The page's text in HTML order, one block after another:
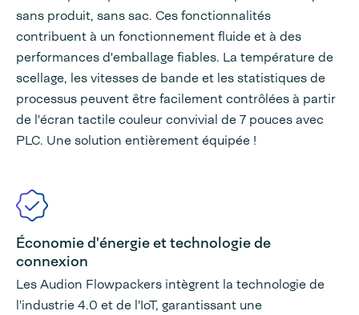
sans produit, sans sac. Ces fonctionnalités
contribuent à un fonctionnement fluide et à des
performances d'emballage fiables. La température de
scellage, les vitesses de bande et les statistiques de
processus peuvent être facilement contrôlées à partir
de l'écran tactile couleur convivial de 7 pouces avec
PLC. Une solution entièrement équipée !
Économie d'énergie et technologie de
connexion
Les Audion Flowpackers intègrent la technologie de
l'industrie 4.0 et de l'IoT, garantissant une